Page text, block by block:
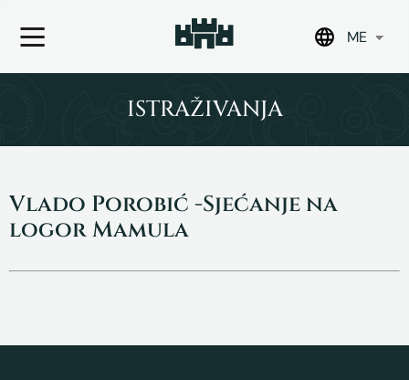
ME
ISTRAŽIVANJA
Vlado Porobić -Sjećanje na
logor Mamula